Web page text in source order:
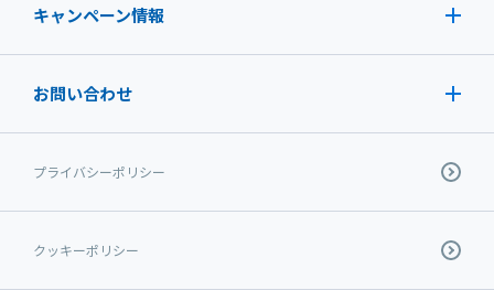
キャンペーン情報
お問い合わせ
プライバシーポリシー
クッキーポリシー